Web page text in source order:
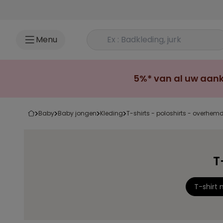
Menu Rechercher un produit
5%* van al uw
baby baby jongen kleding t-shirts - poloshirts -
T-shirt